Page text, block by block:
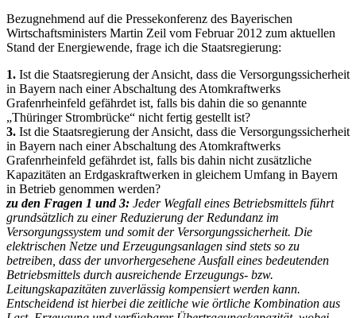
Bezugnehmend auf die Pressekonferenz des Bayerischen
Wirtschaftsministers Martin Zeil vom Februar 2012 zum aktuellen
Stand der Energiewende, frage ich die Staatsregierung:
1. Ist die Staatsregierung der Ansicht, dass die Versorgungssicherheit
in Bayern nach einer Abschaltung des Atomkraftwerks
Grafenrheinfeld gefährdet ist, falls bis dahin die so genannte
„Thüringer Strombrücke“ nicht fertig gestellt ist?
3. Ist die Staatsregierung der Ansicht, dass die Versorgungssicherheit
in Bayern nach einer Abschaltung des Atomkraftwerks
Grafenrheinfeld gefährdet ist, falls bis dahin nicht zusätzliche
Kapazitäten an Erdgaskraftwerken in gleichem Umfang in Bayern
in Betrieb genommen werden?
zu den Fragen 1 und 3: Jeder Wegfall eines Betriebsmittels führt
grundsätzlich zu einer Reduzierung der Redundanz im
Versorgungssystem und somit der Versorgungssicherheit. Die
elektrischen Netze und Erzeugungsanlagen sind stets so zu
betreiben, dass der unvorhergesehene Ausfall eines bedeutenden
Betriebsmittels durch ausreichende Erzeugungs- bzw.
Leitungskapazitäten zuverlässig kompensiert werden kann.
Entscheidend ist hierbei die zeitliche wie örtliche Kombination aus